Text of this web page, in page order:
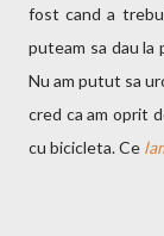
fost cand a
puteam sa dau la
Nu am putut sa
cred ca am oprit
cu bicicleta. Ce